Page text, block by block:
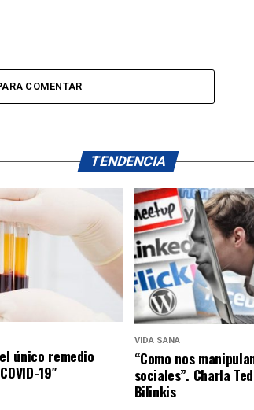
COMENTAR
TENDENCIA
único remedio
19″
VIDA SANA
“Como nos
sociales”. Charla
Bilinkis